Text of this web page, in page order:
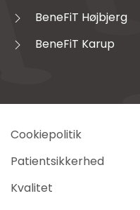
BeneFiT Højbjerg
BeneFiT Karup
Cookiepolitik
Patientsikkerhed
Kvalitet